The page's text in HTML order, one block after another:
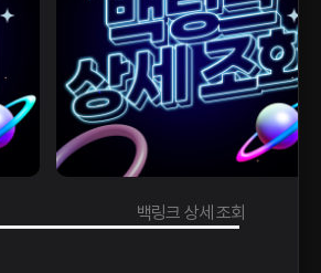
백링크 상세 조회